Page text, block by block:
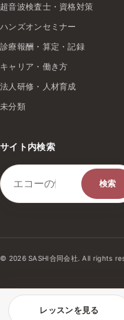
超音波検査士・資格対策
ハンズオンセミナー
診療報酬・算定・記録
キャリア・働き方
法人研修・人材育成
未分類
サイト内検索
検索キーワード
検索
© 2026 SASHI合同会社. All rights
レッスンを見る